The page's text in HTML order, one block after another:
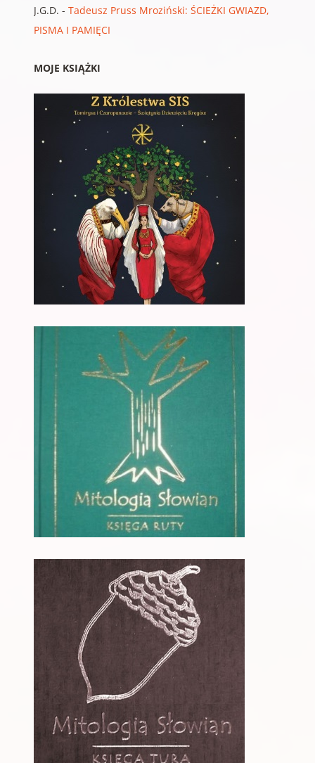
J.G.D. - Tadeusz Pruss Mroziński: ŚCIEŻKI GWIAZD,
PISMA I PAMIĘCI
MOJE KSIĄŻKI